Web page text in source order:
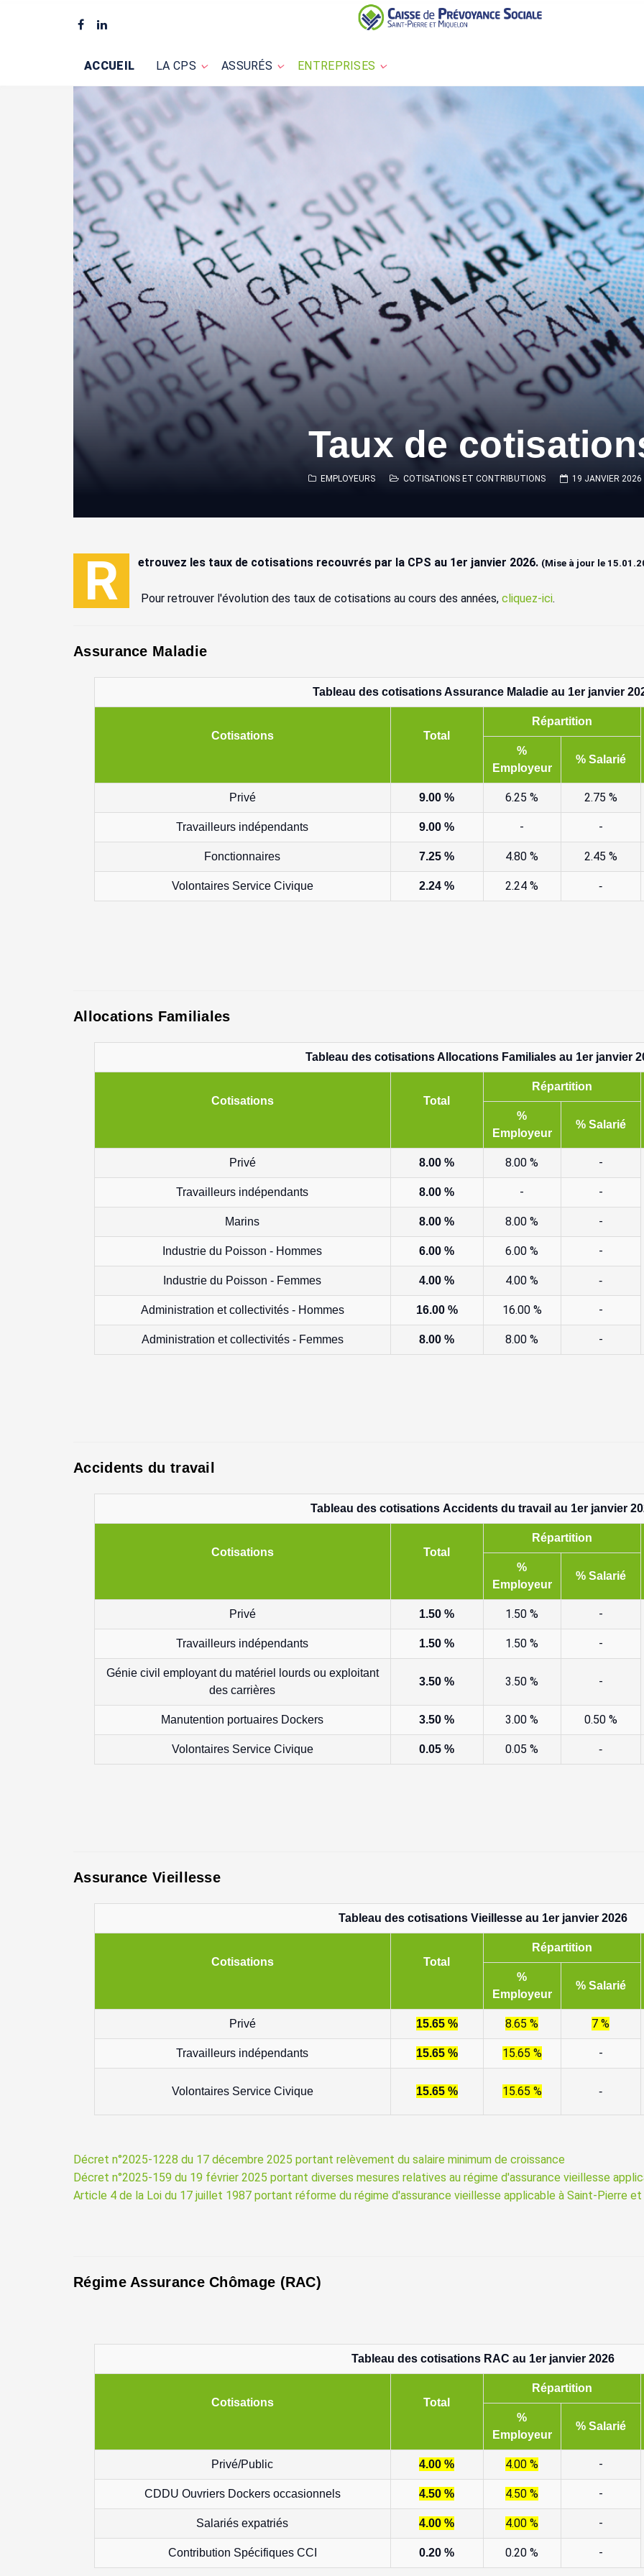
ACCUEIL LA CPS ASSURÉS ENTREPRISES
Taux de
EMPLOYEURS COTISATIONS ET CONTRIBUTIONS 19 JANVIER 2026
R etrouvez les taux de cotisations recouvrés par la CPS au 1er janvier 2026. (Mise à jour le
Pour retrouver l'évolution des taux de cotisations au cours des années, cliquez-ici.
Assurance Maladie
Tableau des cotisations Assurance Maladie au 1er janvier
Cotisations Total
Répartition
%
Employeur
% Salarié
Privé 9.00 % 6.25 % 2.75 %
Travailleurs indépendants 9.00 % - -
Fonctionnaires 7.25 % 4.80 % 2.45 %
Volontaires Service Civique 2.24 % 2.24 % -
Allocations Familiales
Tableau des cotisations Allocations Familiales au 1er janvier
Cotisations Total
Répartition
%
Employeur
% Salarié
Privé 8.00 % 8.00 % -
Travailleurs indépendants 8.00 % - -
Marins 8.00 % 8.00 % -
Industrie du Poisson - Hommes 6.00 % 6.00 % -
Industrie du Poisson - Femmes 4.00 % 4.00 % -
Administration et collectivités - Hommes 16.00 % 16.00 % -
Administration et collectivités - Femmes 8.00 % 8.00 % -
Accidents du travail
Tableau des cotisations Accidents du travail au 1er janvier
Cotisations Total
Répartition
%
Employeur
% Salarié
Privé 1.50 % 1.50 % -
Travailleurs indépendants 1.50 % 1.50 % -
Génie civil employant du matériel lourds ou exploitant
des carrières
3.50 % 3.50 % -
Manutention portuaires Dockers 3.50 % 3.00 % 0.50 %
Volontaires Service Civique 0.05 % 0.05 % -
Assurance Vieillesse
Tableau des cotisations Vieillesse au 1er janvier 2026
Cotisations Total
Répartition
%
Employeur
% Salarié
Privé 15.65 % 8.65 % 7 %
Travailleurs indépendants 15.65 % 15.65 % -
Volontaires Service Civique 15.65 % 15.65 % -
Décret n°2025-1228 du 17 décembre 2025 portant relèvement du salaire minimum de croissance
Décret n°2025-159 du 19 février 2025 portant diverses mesures relatives au régime d'assurance vieillesse
Article 4 de la Loi du 17 juillet 1987 portant réforme du régime d'assurance vieillesse applicable à Saint-Pierre
Régime Assurance Chômage (RAC)
Tableau des cotisations RAC au 1er janvier 2026
Cotisations Total
Répartition
%
Employeur
% Salarié
Privé/Public 4.00 % 4.00 % -
CDDU Ouvriers Dockers occasionnels 4.50 % 4.50 % -
Salariés expatriés 4.00 % 4.00 % -
Contribution Spécifiques CCI 0.20 % 0.20 % -